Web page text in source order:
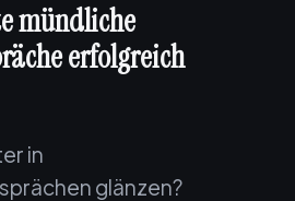
mündliche
erfolgreich
in
glänzen?